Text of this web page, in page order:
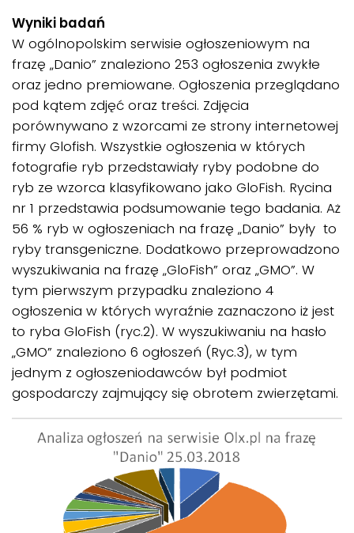
Wyniki badań
W ogólnopolskim serwisie ogłoszeniowym na
frazę „Danio” znaleziono 253 ogłoszenia zwykłe
oraz jedno premiowane. Ogłoszenia przeglądano
pod kątem zdjęć oraz treści. Zdjęcia
porównywano z wzorcami ze strony internetowej
firmy Glofish. Wszystkie ogłoszenia w których
fotografie ryb przedstawiały ryby podobne do
ryb ze wzorca klasyfikowano jako GloFish. Rycina
nr 1 przedstawia podsumowanie tego badania. Aż
56 % ryb w ogłoszeniach na frazę „Danio” były to
ryby transgeniczne. Dodatkowo przeprowadzono
wyszukiwania na frazę „GloFish” oraz „GMO”. W
tym pierwszym przypadku znaleziono 4
ogłoszenia w których wyraźnie zaznaczono iż jest
to ryba GloFish (ryc.2). W wyszukiwaniu na hasło
„GMO” znaleziono 6 ogłoszeń (Ryc.3), w tym
jednym z ogłoszeniodawców był podmiot
gospodarczy zajmujący się obrotem zwierzętami.